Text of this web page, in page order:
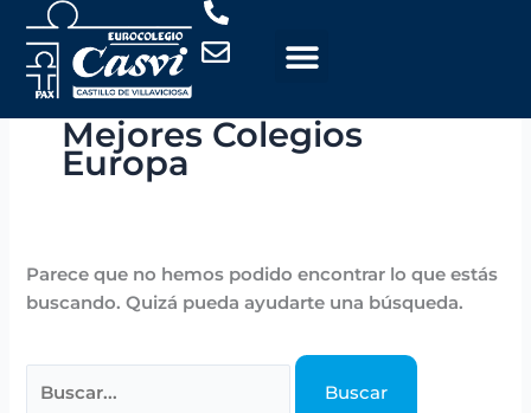
contenido
Mejores Colegios
Europa
Parece que no hemos podido encontrar lo que estás
buscando. Quizá pueda ayudarte una búsqueda.
Buscar
por: